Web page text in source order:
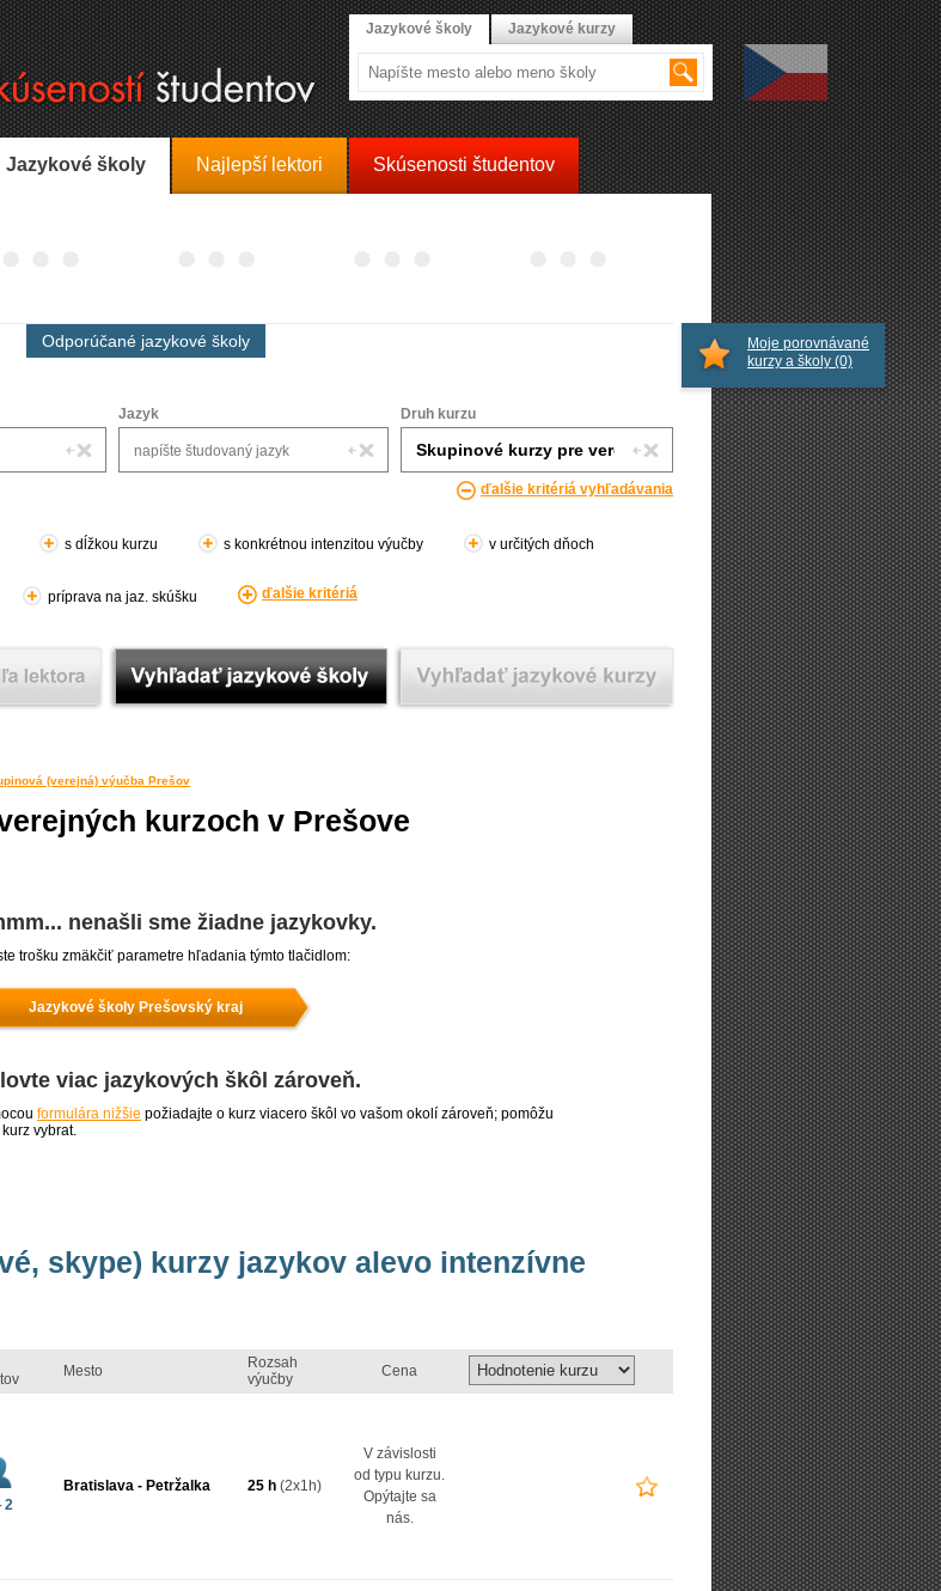
Jazykové školy Najlepší lektori Skúsenosti študentov
Odporúčané jazykové školy
Jazyk Druh kurzu
ďalšie kritériá vyhľadávania
s dĺžkou kurzu s konkrétnou intenzitou výučby v určitých dňoch
príprava na jaz. skúšku ďalšie kritériá
(verejná) výučba Prešov
kurzoch v Prešove
nenašli sme žiadne jazykovky.
trošku zmäkčiť parametre hľadania týmto tlačidlom:
Jazykové školy Prešovský kraj
viac jazykových škôl zároveň.
formulára nižšie požiadajte o kurz viacero škôl vo vašom okolí zároveň; pomôžu
vybrat.
skype) kurzy jazykov alevo intenzívne
Mesto
Rozsah
výučby
Cena
2
Bratislava - Petržalka 25 h (2x1h)
V závislosti
od typu kurzu.
Opýtajte sa
nás.
Moje porovnávané
kurzy a školy (0)
Jazykové školy Jazykové kurzy